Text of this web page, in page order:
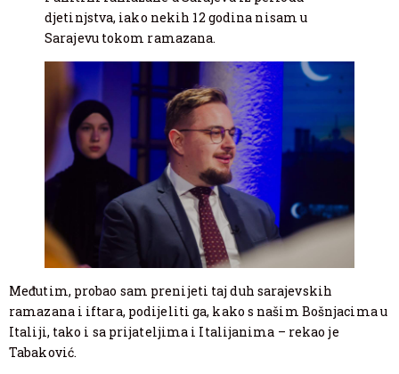
djetinjstva, iako nekih 12 godina nisam u
Sarajevu tokom ramazana.
Međutim, probao sam prenijeti taj duh sarajevskih
ramazana i iftara, podijeliti ga, kako s našim Bošnjacima u
Italiji, tako i sa prijateljima i Italijanima – rekao je
Tabaković.